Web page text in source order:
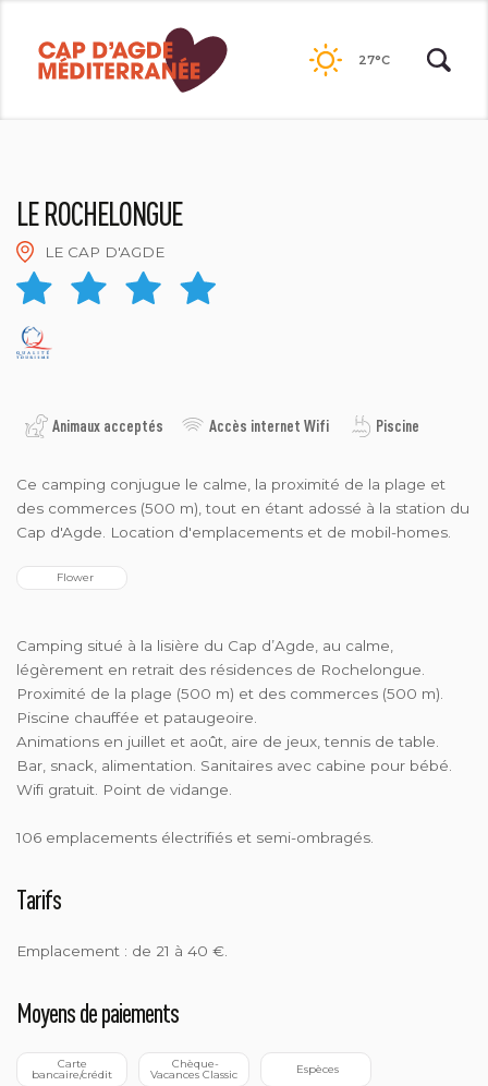
contenu
27°C
LE ROCHELONGUE
LE CAP D'AGDE
CAMPING LE ROCHELONGUE
Animaux acceptés Accès internet Wifi Piscine
Ce camping conjugue le calme, la proximité de la plage et
des commerces (500 m), tout en étant adossé à la station du
Cap d'Agde. Location d'emplacements et de mobil-homes.
  Flower
Camping situé à la lisière du Cap d’Agde, au calme,
légèrement en retrait des résidences de Rochelongue.
Proximité de la plage (500 m) et des commerces (500 m).
Piscine chauffée et pataugeoire.
Animations en juillet et août, aire de jeux, tennis de table.
Bar, snack, alimentation. Sanitaires avec cabine pour bébé.
Wifi gratuit. Point de vidange.
106 emplacements électrifiés et semi-ombragés.
Tarifs
Emplacement : de 21 à 40 €.
Moyens de paiements
bancaire/crédit Vacances Classic Espèces